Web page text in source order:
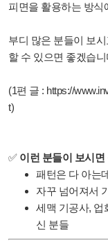
피면을 활용하는 방식
부디 많은 분들이 보
할 수 있으면 좋겠습니
(1편 글 : https://
t)
✅ 이런 분들이 보시면
패턴은 다 아는
자꾸 넘어져서
세맥 기공사, 업
신 분들